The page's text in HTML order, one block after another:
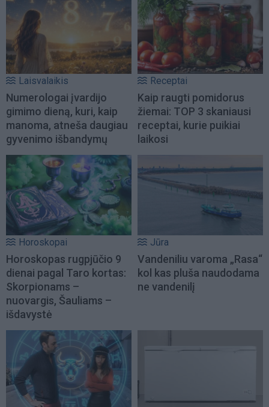
Laisvalaikis
Numerologai įvardijo
gimimo dieną, kuri, kaip
manoma, atneša daugiau
gyvenimo išbandymų
Receptai
Kaip raugti pomidorus
žiemai: TOP 3 skaniausi
receptai, kurie puikiai
laikosi
Horoskopai
Horoskopas rugpjūčio 9
dienai pagal Taro kortas:
Skorpionams –
nuovargis, Šauliams –
išdavystė
Jūra
Vandeniliu varoma „Rasa“
kol kas pluša naudodama
ne vandenilį